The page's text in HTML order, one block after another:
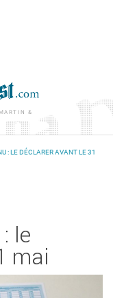
&
: LE DÉCLARER AVANT LE 31
le
mai